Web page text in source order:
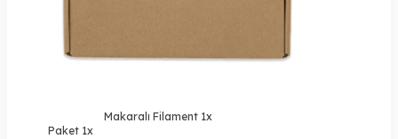
Makaralı Filament 1x
Paket 1x